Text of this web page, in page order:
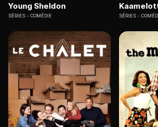
Young Sheldon
SÉRIES COMÉDIE SÉRIES